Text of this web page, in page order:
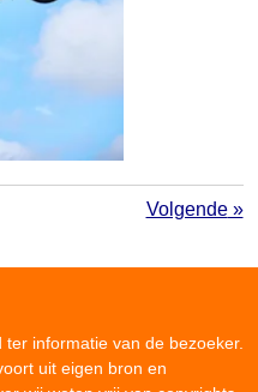
Volgende»
informatie van de bezoeker.
uit eigen bron en